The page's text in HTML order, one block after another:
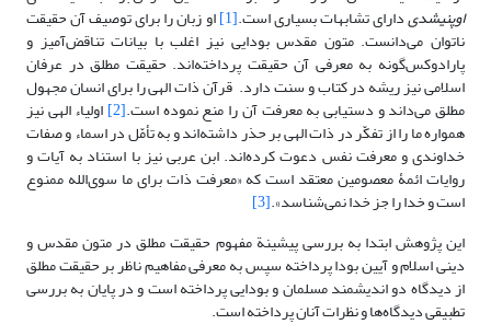
اوپنیشدیدارای تشابهات بسیاری است.[1] او زبان را برای توصیف آن حقیقت
ناتوان می‌دانست. متون مقدس بودایی نیز اغلب با بیانات تناقض‌آمیز و
پارادوکس‌گونه به معرفی آن حقیقت پرداخته‌اند. حقیقت مطلق در عرفان
اسلامی نیز ریشه در کتاب و سنت دارد. قرآن ذات الهی را برای انسان مجهول
مطلق می‌داند و دستیابی به معرفت آن را منع نموده است.[2] اولیاء الهی نیز
همواره ما را از تفکّر در ذات الهی بر حذر داشته‌اند و به تأمّل در اسماء و صفات
خداوندی و معرفت نفس دعوت کرده‌اند. ابن عربی نیز با استناد به آیات و
روایات ائمۀ معصومین معتقد است که «معرفت ذات برای ما سوی‌الله ممنوع
است و خدا را جز خدا نمی‌شناسد».[3]
این پژوهش ابتدا به بررسی پیشینة مفهوم حقیقت مطلق در متون مقدس و
دینی اسلام و آیین بودا پرداخته سپس به معرفی مفاهیم ناظر بر حقیقت مطلق
از دیدگاه دو اندیشمند مسلمان و بودایی پرداخته است و در پایان به بررسی
تطبیقی دیدگاه‌ها و نظرات آنان پرداخته است.